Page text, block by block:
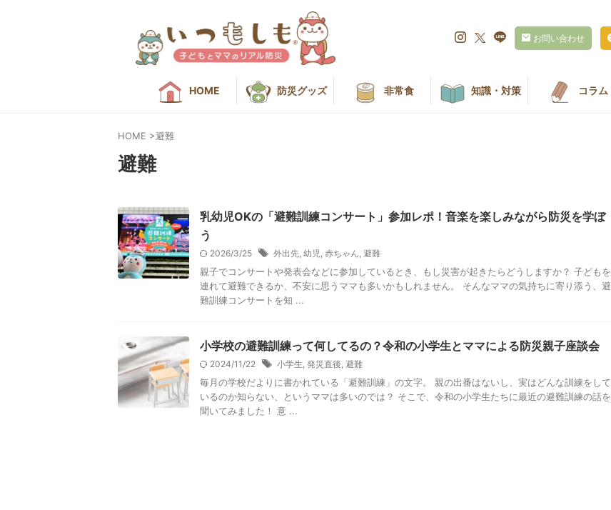
お問い合わせ
HOME 防災グッズ 非常食 知識・対策 コラム
HOME >避難
避難
乳幼児OKの「避難訓練コンサート」参加レポ！音楽を楽しみながら防災を学ぼ
う
2026/3/25 外出先 幼児 赤ちゃん 避難
親子でコンサートや発表会などに参加しているとき、もし災害が起きたらどうしますか？ 子どもを
連れて避難できるか、不安に思うママも多いかもしれません。 そんなママの気持ちに寄り添う、避
難訓練コンサートを知 ...
小学校の避難訓練って何してるの？令和の小学生とママによる防災親子座談会
2024/11/22 小学生 発災直後 避難
毎月の学校だよりに書かれている「避難訓練」の文字。 親の出番はないし、実はどんな訓練をして
いるのか知らない、というママは多いのでは？ そこで、令和の小学生たちに最近の避難訓練の話を
聞いてみました！ 意 ...